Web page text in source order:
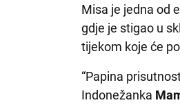
Misa je jedna od
gdje je stigao u
tijekom koje će
“Papina
Indonežanka